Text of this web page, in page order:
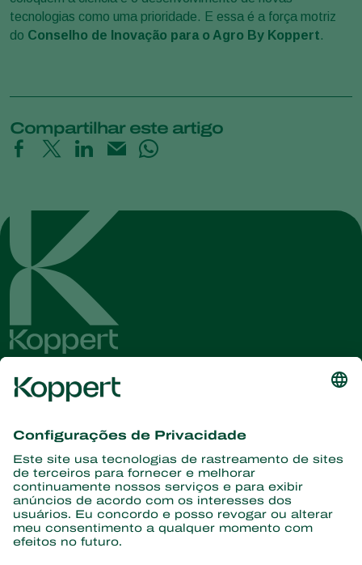
tecnologias como uma prioridade. E essa é a força motriz
do Conselho de Inovação para o Agro By Koppert.
Compartilhar este artigo
informações
Assine aqui
Parceiros com a natureza